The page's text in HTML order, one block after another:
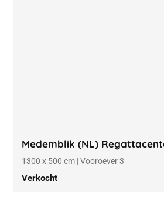
Medemblik (NL)
1300 x 500 cm | Vooroever 3
Verkocht